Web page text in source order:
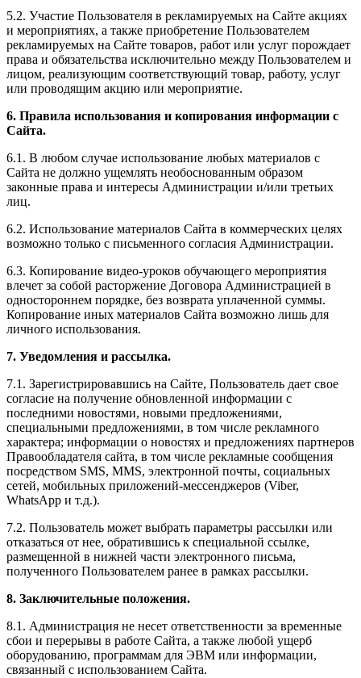
5.2. Участие Пользователя в рекламируемых на Сайте акциях
и мероприятиях, а также приобретение Пользователем
рекламируемых на Сайте товаров, работ или услуг порождает
права и обязательства исключительно между Пользователем и
лицом, реализующим соответствующий товар, работу, услуг
или проводящим акцию или мероприятие.
6. Правила использования и копирования информации с
Сайта.
6.1. В любом случае использование любых материалов с
Сайта не должно ущемлять необоснованным образом
законные права и интересы Администрации и/или третьих
лиц.
6.2. Использование материалов Сайта в коммерческих целях
возможно только с письменного согласия Администрации.
6.3. Копирование видео-уроков обучающего мероприятия
влечет за собой расторжение Договора Администрацией в
одностороннем порядке, без возврата уплаченной суммы.
Копирование иных материалов Сайта возможно лишь для
личного использования.
7. Уведомления и рассылка.
7.1. Зарегистрировавшись на Сайте, Пользователь дает свое
согласие на получение обновленной информации с
последними новостями, новыми предложениями,
специальными предложениями, в том числе рекламного
характера; информации о новостях и предложениях партнеров
Правообладателя сайта, в том числе рекламные сообщения
посредством SMS, MMS, электронной почты, социальных
сетей, мобильных приложений-мессенджеров (Viber,
WhatsApp и т.д.).
7.2. Пользователь может выбрать параметры рассылки или
отказаться от нее, обратившись к специальной ссылке,
размещенной в нижней части электронного письма,
полученного Пользователем ранее в рамках рассылки.
8. Заключительные положения.
8.1. Администрация не несет ответственности за временные
сбои и перерывы в работе Сайта, а также любой ущерб
оборудованию, программам для ЭВМ или информации,
связанный с использованием Сайта.